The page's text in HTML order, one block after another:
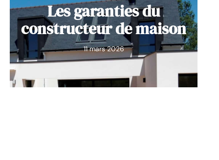
Les garanties du
constructeur de maison
11 mars 2026